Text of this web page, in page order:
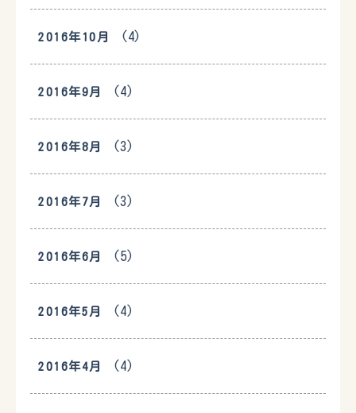
2016年10月 (4)
2016年9月 (4)
2016年8月 (3)
2016年7月 (3)
2016年6月 (5)
2016年5月 (4)
2016年4月 (4)